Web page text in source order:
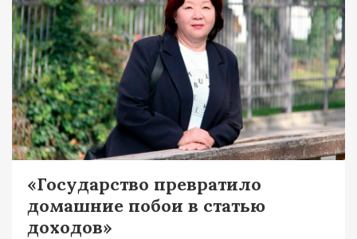
«Государство превратило
домашние побои в статью
доходов»